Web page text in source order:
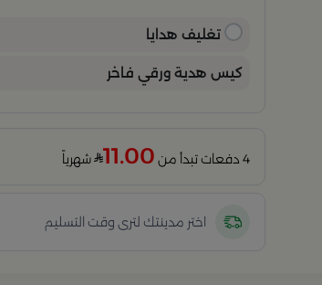
تغليف هدايا
كيس هدية ورقي فاخر
4 دفعات تبدأ من 11.00 شهرياً
اختر مدينتك لترى وقت التسليم